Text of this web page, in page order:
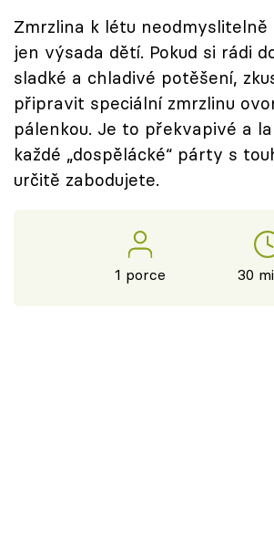
Sledujte prima+
Přihlášení
Sledujte nás
Zmrzlina k létu
jen výsada dětí. Pokud si rádi
sladké a chladivé potěšení,
připravit speciální zmrzlinu
pálenkou. Je to překvapivé a
každé „dospělácké“ párty s
určitě zabodujete.
1 porce 30